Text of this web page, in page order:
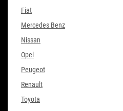
Fiat
Mercedes Benz
Nissan
Opel
Peugeot
Renault
Toyota